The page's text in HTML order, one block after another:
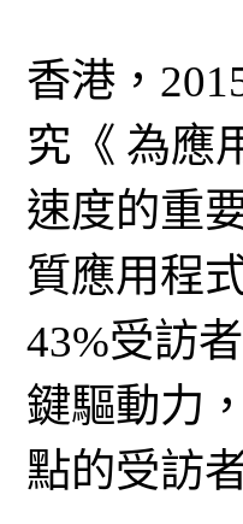
香港，
究《 為應
速度的重
質應用程
43%受訪
鍵驅動力
點的受訪